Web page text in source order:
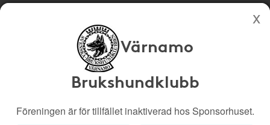
Köp genom denna sida stöttar Värnamo Brukshundklubb
Bli medlem
Logga in
Värnamo
Brukshundklubb
Föreningen är för tillfället inaktiverad hos Sponsorhuset.